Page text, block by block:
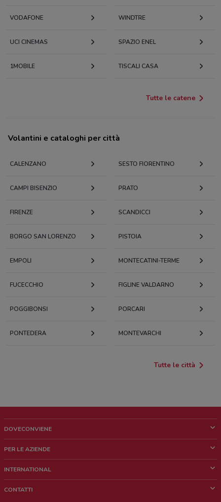
VODAFONE WINDTRE
UCI CINEMAS SPAZIO ENEL
1MOBILE TISCALI CASA
Tutte le catene
Volantini e cataloghi per città
CALENZANO SESTO FIORENTINO
CAMPI BISENZIO PRATO
FIRENZE SCANDICCI
BORGO SAN LORENZO PISTOIA
EMPOLI MONTECATINI-TERME
FUCECCHIO FIGLINE VALDARNO
POGGIBONSI PORCARI
PONTEDERA MONTEVARCHI
Tutte le città
DOVECONVIENE
Chi siamo
Lavora con noi
PER LE AZIENDE
Richieste commerciali e marketing
INTERNATIONAL
CONTATTI